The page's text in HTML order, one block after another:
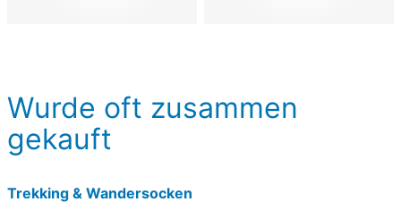
Wurde oft zusammen
gekauft
Trekking & Wandersocken